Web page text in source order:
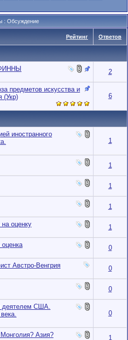
: Обсуждение
Рейтинг Ответов
2
предметов искусства и
(Укр)
6
иностранного
1
1
1
1
оценку 1
0
Австро-Венгрия 0
0
деятелем США.
0
Азия? 1